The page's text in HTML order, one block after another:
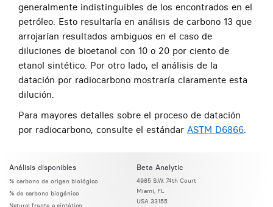
generalmente indistinguibles de los encontrados en el
petróleo. Esto resultaría en análisis de carbono 13 que
arrojarían resultados ambiguos en el caso de
diluciones de bioetanol con 10 o 20 por ciento de
etanol sintético. Por otro lado, el análisis de la
datación por radiocarbono mostraría claramente esta
dilución.
Para mayores detalles sobre el proceso de datación
por radiocarbono, consulte el estándar ASTM D6866.